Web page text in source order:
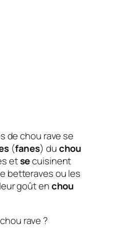
de chou rave se
(fanes) duchou
etsecuisinent
betteraves ou les
goût enchou
rave ?